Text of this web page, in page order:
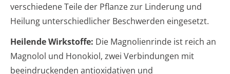
verschiedene Teile der Pflanze zur Linderung und
Heilung unterschiedlicher Beschwerden eingesetzt.
Heilende Wirkstoffe: Die Magnolienrinde ist reich an
Magnolol und Honokiol, zwei Verbindungen mit
beeindruckenden antioxidativen und